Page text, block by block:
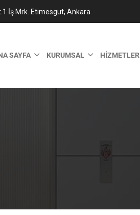
İş Mrk. Etimesgut, Ankara
SAYFA KURUMSAL HIZMETLER